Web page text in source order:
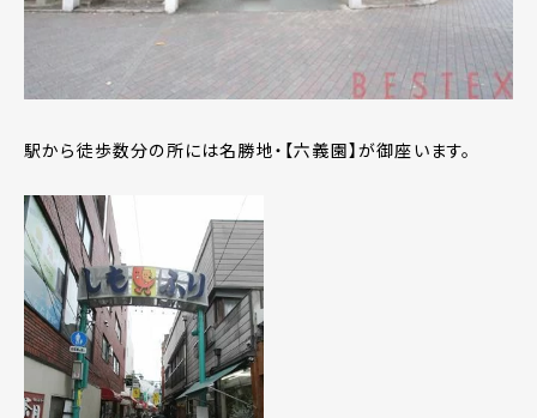
駅から徒歩数分の所には名勝地・【六義園】が御座います。